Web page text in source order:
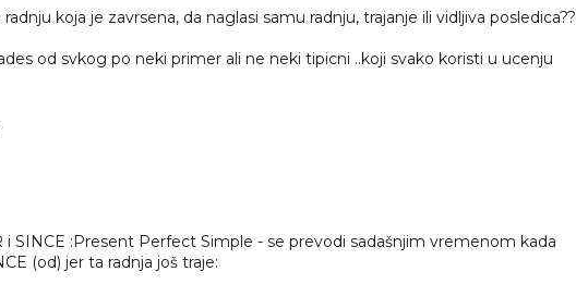
koja je zavrsena, da naglasi samu radnju, trajanje ili vidljiva posledica??
od svkog po neki primer ali ne neki tipicni ..koji svako koristi u ucenju
i SINCE :Present Perfect Simple - se prevodi sadašnjim vremenom kada
(od) jer ta radnja još traje: